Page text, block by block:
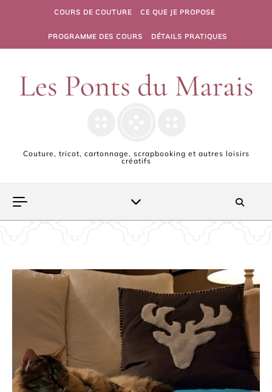
Skip to contentCOURS DE COUTURE CE QUE JE PROPOSE
PROGRAMME DES COURS DÉTAILS PRATIQUES
Couture, tricot, cartonnage, scrapbooking et autres loisirs
créatifs